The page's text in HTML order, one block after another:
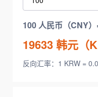
100 人民币（CNY
19633韩元（
反向汇率：1 KRW =